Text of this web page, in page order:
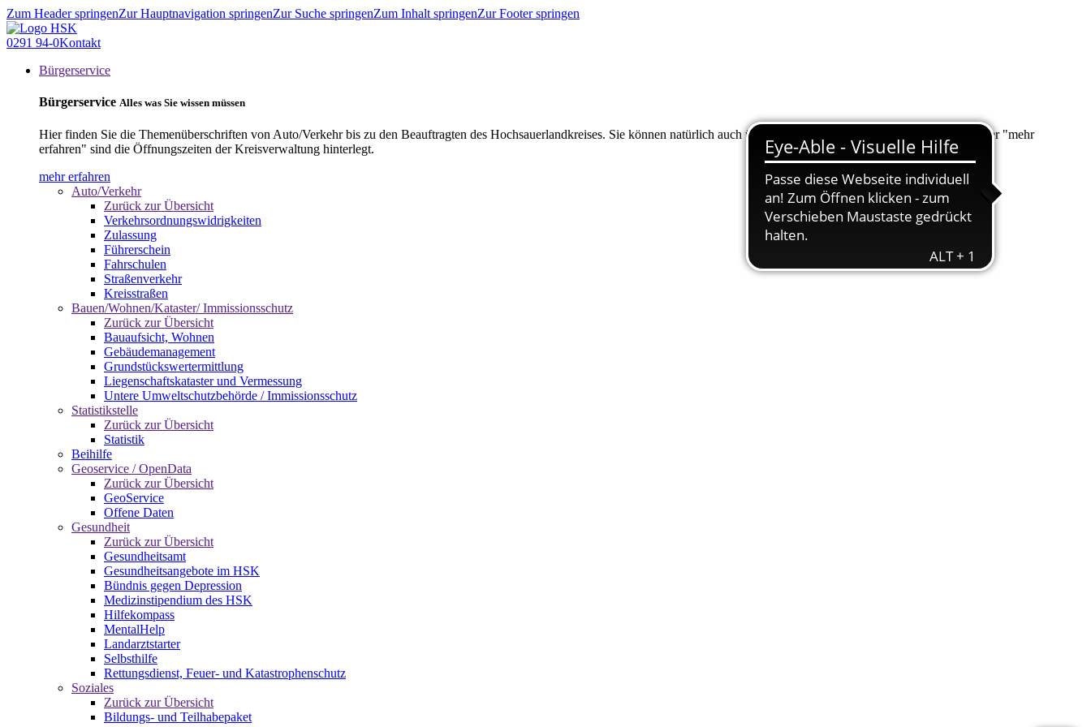
Zum Header springenZur Hauptnavigation springenZur Suche springenZum Inhalt springenZur Footer springen
0291 94-0Kontakt
Bürgerservice
Bürgerservice Alles was Sie wissen müssen
Hier finden Sie die Themenüberschriften von Auto/Verkehr bis zu den Beauftragten des Hochsauerlandkreises. Sie können natürlich auch über "Suche" nach Ihrem Anliegen suchen. Unter "mehr
erfahren" sind die Öffnungszeiten der Kreisverwaltung hinterlegt.
mehr erfahren
Auto/Verkehr
Zurück zur Übersicht
Verkehrsordnungswidrigkeiten
Zulassung
Führerschein
Fahrschulen
Straßenverkehr
Kreisstraßen
Bauen/Wohnen/Kataster/ Immissionsschutz
Zurück zur Übersicht
Bauaufsicht, Wohnen
Gebäudemanagement
Grundstückswertermittlung
Liegenschaftskataster und Vermessung
Untere Umweltschutzbehörde / Immissionsschutz
Statistikstelle
Zurück zur Übersicht
Statistik
Beihilfe
Geoservice / OpenData
Zurück zur Übersicht
GeoService
Offene Daten
Gesundheit
Zurück zur Übersicht
Gesundheitsamt
Gesundheitsangebote im HSK
Bündnis gegen Depression
Medizinstipendium des HSK
Hilfekompass
MentalHelp
Landarztstarter
Selbsthilfe
Rettungsdienst, Feuer- und Katastrophenschutz
Soziales
Zurück zur Übersicht
Bildungs- und Teilhabepaket